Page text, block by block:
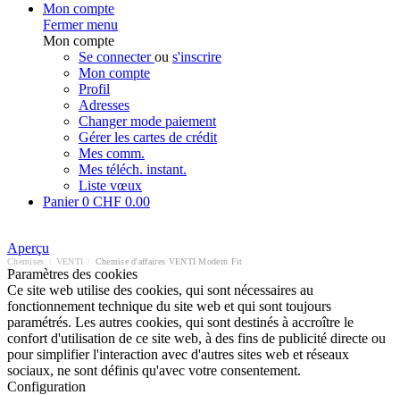
Mon compte
Fermer menu
Mon compte
Se connecterou s'inscrire
Mon compte
Profil
Adresses
Changer mode paiement
Gérer les cartes de crédit
Mes comm.
Mes téléch. instant.
Liste vœux
Panier0 CHF 0.00
Aperçu
Chemises VENTI Chemise d'affaires VENTI Modern Fit
Paramètres des cookies
Ce site web utilise des cookies, qui sont nécessaires au
fonctionnement technique du site web et qui sont toujours
paramétrés. Les autres cookies, qui sont destinés à accroître le
confort d'utilisation de ce site web, à des fins de publicité directe ou
pour simplifier l'interaction avec d'autres sites web et réseaux
sociaux, ne sont définis qu'avec votre consentement.
Configuration